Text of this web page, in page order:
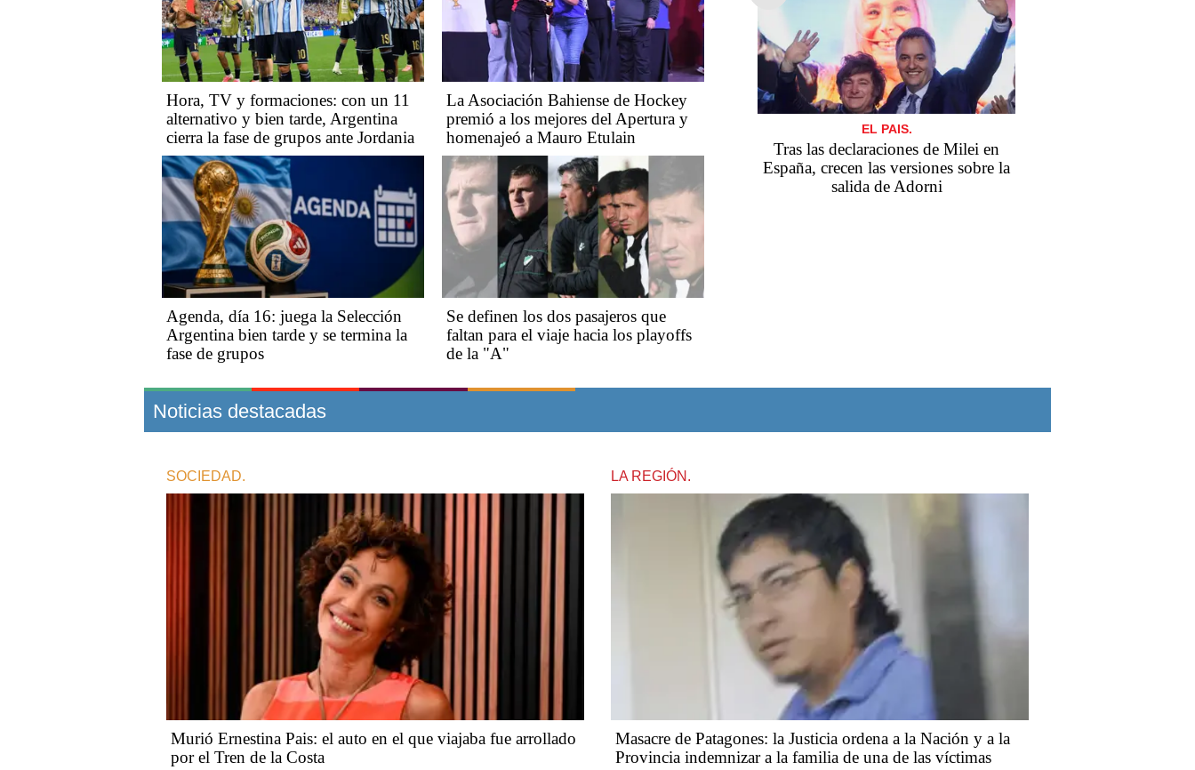
Hora, TV y formaciones: con un 11
alternativo y bien tarde, Argentina
cierra la fase de grupos ante Jordania
La Asociación Bahiense de Hockey
premió a los mejores del Apertura y
homenajeó a Mauro Etulain
Agenda, día 16: juega la Selección
Argentina bien tarde y se termina la
fase de grupos
Se definen los dos pasajeros que
faltan para el viaje hacia los playoffs
de la "A"
EL PAIS.
Tras las declaraciones de Milei en
España, crecen las versiones sobre la
salida de Adorni
Noticias destacadas
SOCIEDAD.
Murió Ernestina Pais: el auto en el que viajaba fue arrollado
por el Tren de la Costa
LA REGIÓN.
Masacre de Patagones: la Justicia ordena a la Nación y a la
Provincia indemnizar a la familia de una de las víctimas